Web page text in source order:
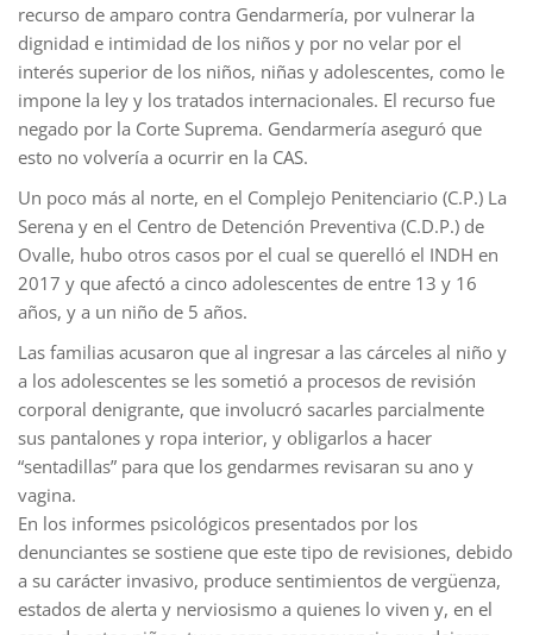
recurso de amparo contra Gendarmería, por vulnerar la
dignidad e intimidad de los niños y por no velar por el
interés superior de los niños, niñas y adolescentes, como le
impone la ley y los tratados internacionales. El recurso fue
negado por la Corte Suprema. Gendarmería aseguró que
esto no volvería a ocurrir en la CAS.
Un poco más al norte, en el Complejo Penitenciario (C.P.) La
Serena y en el Centro de Detención Preventiva (C.D.P.) de
Ovalle, hubo otros casos por el cual se querelló el INDH en
2017 y que afectó a cinco adolescentes de entre 13 y 16
años, y a un niño de 5 años.
Las familias acusaron que al ingresar a las cárceles al niño y
a los adolescentes se les sometió a procesos de revisión
corporal denigrante, que involucró sacarles parcialmente
sus pantalones y ropa interior, y obligarlos a hacer
“sentadillas” para que los gendarmes revisaran su ano y
vagina.
En los informes psicológicos presentados por los
denunciantes se sostiene que este tipo de revisiones, debido
a su carácter invasivo, produce sentimientos de vergüenza,
estados de alerta y nerviosismo a quienes lo viven y, en el